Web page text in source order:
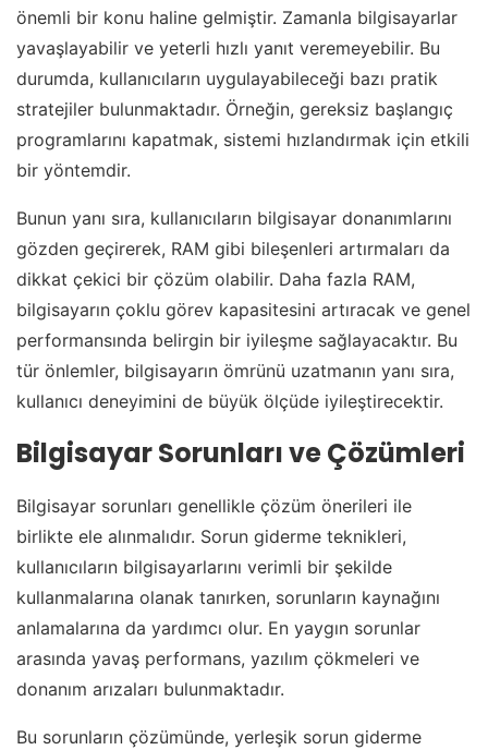
önemli bir konu haline gelmiştir. Zamanla bilgisayarlar
yavaşlayabilir ve yeterli hızlı yanıt veremeyebilir. Bu
durumda, kullanıcıların uygulayabileceği bazı pratik
stratejiler bulunmaktadır. Örneğin, gereksiz başlangıç
programlarını kapatmak, sistemi hızlandırmak için etkili
bir yöntemdir.
Bunun yanı sıra, kullanıcıların bilgisayar donanımlarını
gözden geçirerek, RAM gibi bileşenleri artırmaları da
dikkat çekici bir çözüm olabilir. Daha fazla RAM,
bilgisayarın çoklu görev kapasitesini artıracak ve genel
performansında belirgin bir iyileşme sağlayacaktır. Bu
tür önlemler, bilgisayarın ömrünü uzatmanın yanı sıra,
kullanıcı deneyimini de büyük ölçüde iyileştirecektir.
Bilgisayar Sorunları ve Çözümleri
Bilgisayar sorunları genellikle çözüm önerileri ile
birlikte ele alınmalıdır. Sorun giderme teknikleri,
kullanıcıların bilgisayarlarını verimli bir şekilde
kullanmalarına olanak tanırken, sorunların kaynağını
anlamalarına da yardımcı olur. En yaygın sorunlar
arasında yavaş performans, yazılım çökmeleri ve
donanım arızaları bulunmaktadır.
Bu sorunların çözümünde, yerleşik sorun giderme